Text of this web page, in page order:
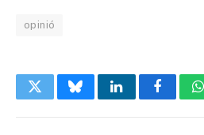
opinió
TwitterBlueskyLinkedIn